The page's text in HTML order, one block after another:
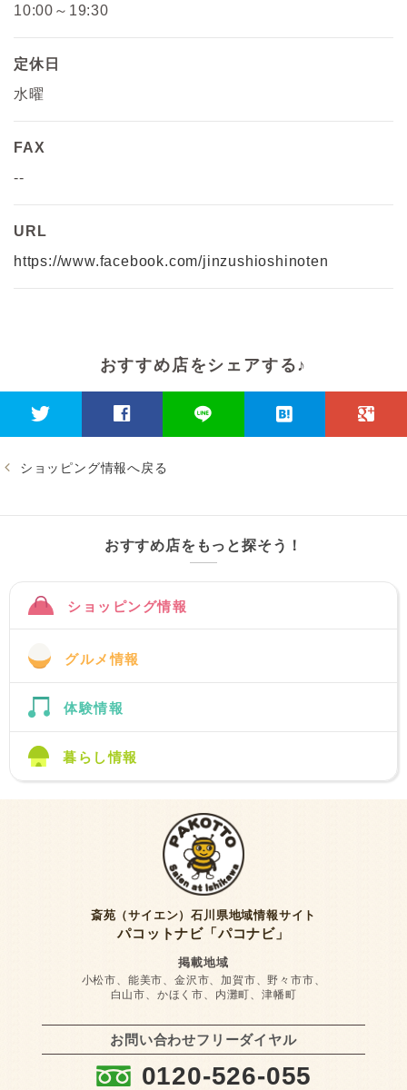
10:00～19:30
定休日
水曜
FAX
--
URL
https://www.facebook.com/jinzushioshinoten
おすすめ店をシェアする♪
ショッピング情報へ戻る
おすすめ店をもっと探そう！
ショッピング情報
グルメ情報
体験情報
暮らし情報
斎苑（サイエン）石川県地域情報サイト
パコットナビ「パコナビ」
掲載地域
小松市、能美市、金沢市、加賀市、野々市市、
白山市、かほく市、内灘町、津幡町
お問い合わせフリーダイヤル
: 0120-526-055